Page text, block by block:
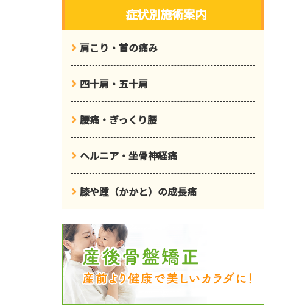
症状別施術案内
肩こり・首の痛み
四十肩・五十肩
腰痛・ぎっくり腰
ヘルニア・坐骨神経痛
膝や踵（かかと）の成長痛